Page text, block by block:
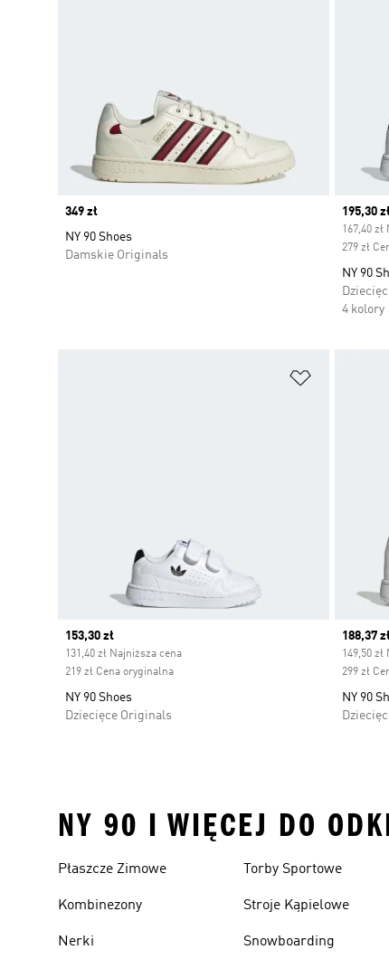
Price
349 zł
NY 90 Shoes
Damskie Originals
Current
195,30
167,40
279 zł
NY 90
4 kolory
Current price
153,30 zł
131,40 zł Najniższa cena
219 zł Cena oryginalna
NY 90 Shoes
Dziecięce Originals
Current
188,37
149,50
299 zł
NY 90
NY 90 I WIĘCEJ DO
Płaszcze Zimowe
Kombinezony
Nerki
Torby Sportowe
Stroje Kąpielowe
Snowboarding